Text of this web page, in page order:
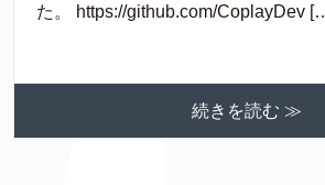
た。 https://github.com/CoplayDev
続きを読む ≫